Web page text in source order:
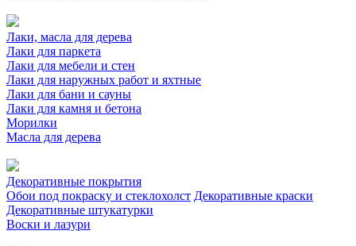
Лаки, масла для дерева
Лаки для паркета
Лаки для мебели и стен
Лаки для наружных работ и яхтные
Лаки для бани и сауны
Лаки для камня и бетона
Морилки
Масла для дерева
Декоративные покрытия
Обои под покраску и стеклохолст Декоративные краски
Декоративные штукатурки
Воски и лазури